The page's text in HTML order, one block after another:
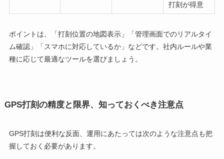
打刻が得意
ポイントは、「打刻位置の地図表示」「管理画面でのリアルタイ
ム確認」「スマホに対応しているか」などです。社内ルールや業
種に応じて最適なツールを選びましょう。
GPS打刻の精度と限界、知っておくべき注意点
GPS打刻は便利な反面、運用にあたっては次のような注意点も把
握しておく必要があります。